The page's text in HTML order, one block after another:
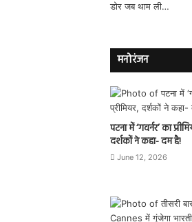
मनोरंजन
पटना में ‘गवर्नर’ का
दर्शकों ने कहा- दम है!
June 12, 2026